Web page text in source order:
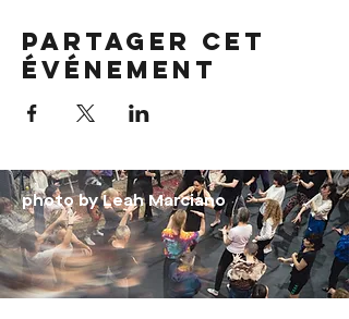
Partager cet
événement
photo by Leah Marciano